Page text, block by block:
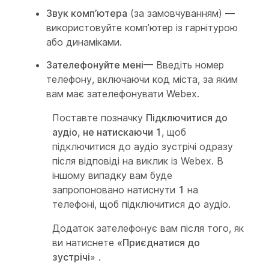
Звук комп’ютера (за замовчуванням) —
використовуйте комп’ютер із гарнітурою
або динаміками.
Зателефонуйте мені— Введіть номер
телефону, включаючи код міста, за яким
вам має зателефонувати Webex.
Поставте позначку Підключитися до
аудіо, не натискаючи 1 , щоб
підключитися до аудіо зустрічі одразу
після відповіді на виклик із Webex. В
іншому випадку вам буде
запропоновано натиснути 1 на
телефоні, щоб підключитися до аудіо.
Додаток зателефонує вам після того, як
ви натиснете «Приєднатися до
зустрічі» .